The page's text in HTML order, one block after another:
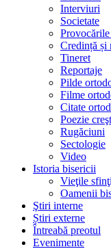
Interviuri
Societate
Credință și
Tineret
Reportaje
Pilde
Filme
Citate
Poezie
Rugăciuni
Sectologie
Video
Istoria bisericii
Vieţile
Oamenii
Ştiri interne
Știri externe
Întreabă preotul
Evenimente